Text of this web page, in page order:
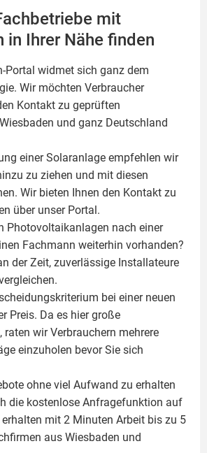
mit
in Ihrer Nähe finden
Portal widmet sich ganz dem
Wir möchten Verbraucher
Kontakt zu geprüften
und ganz Deutschland
einer Solaranlage empfehlen wir
zu ziehen und mit diesen
Wir bieten Ihnen den Kontakt zu
über unser Portal.
Photovoltaikanlagen nach einer
Fachmann weiterhin vorhanden?
der Zeit, zuverlässige Installateure
bei einer neuen
Preis. Da es hier große
raten wir Verbrauchern mehrere
einzuholen bevor Sie sich
ohne viel Aufwand zu erhalten
die kostenlose Anfragefunktion auf
erhalten mit 2 Minuten Arbeit bis zu 5
aus Wiesbaden und